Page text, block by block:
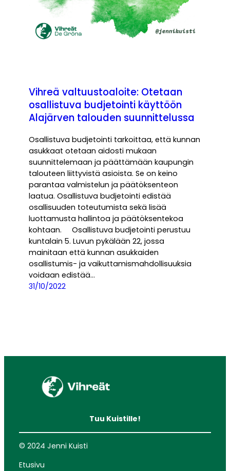
Vihreä valtuustoaloite: Otetaan
osallistuva budjetointi käyttöön
Alajärven talouden suunnittelussa
Osallistuva budjetointi tarkoittaa, että kunnan
asukkaat otetaan aidosti mukaan
suunnittelemaan ja päättämään kaupungin
talouteen liittyvistä asioista. Se on keino
parantaa valmistelun ja päätöksenteon
laatua. Osallistuva budjetointi edistää
osallisuuden toteutumista sekä lisää
luottamusta hallintoa ja päätöksentekoa
kohtaan. Osallistuva budjetointi perustuu
kuntalain 5. Luvun pykälään 22, jossa
mainitaan että kunnan asukkaiden
osallistumis- ja vaikuttamismahdollisuuksia
voidaan edistää…
31/10/2022
Tuu Kuistille!
© 2024 Jenni Kuisti
Etusivu